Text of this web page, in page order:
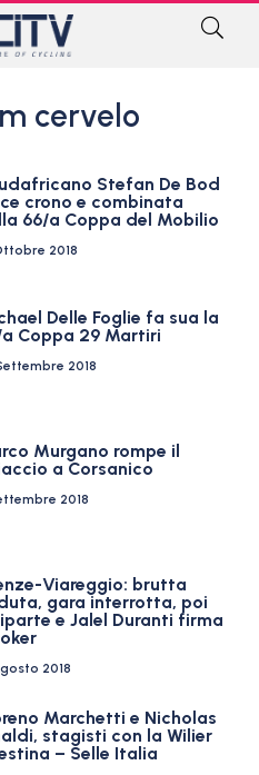
cervelo
Stefan De Bod
crono e combinata
66/a Coppa del Mobilio
2018
Delle Foglie fa sua la
Coppa 29 Martiri
2018
Murgano rompe il
a Corsanico
2018
Viareggio: brutta
gara interrotta, poi
e Jalel Duranti firma
2018
Marchetti e Nicholas
stagisti con la Wilier
– Selle Italia